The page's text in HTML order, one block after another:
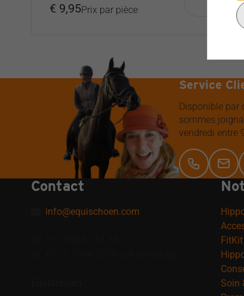
€ 9,95Prix par pièce
Service
Disponible par
sommes
vendredi entre
Contact
info@equischoen.com
FitKit
Soin